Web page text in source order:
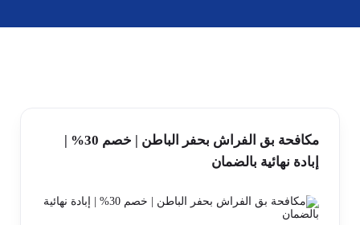
مكافحة بق الفراش بحفر الباطن | خصم 30% |
إبادة نهائية بالضمان